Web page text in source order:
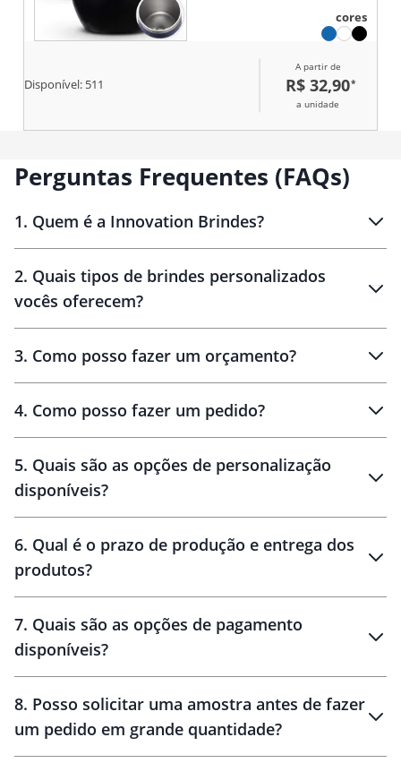
pintura eletrostática. Conta com
tampa de pressão em plástico
bocal e anel de vedação em
cores
Disponível: 511
A partir de
R$ 32,90*
a unidade
Perguntas Frequentes (FAQs)
1. Quem é a Innovation Brindes?
Brindes personalizados
2. Quais tipos de brindes personalizados
vocês oferecem?
personalizados
3. Como posso fazer um orçamento?
brinde
personalização
4. Como posso fazer um pedido?
amostra virtual
5. Quais são as opções de personalização
disponíveis?
6. Qual é o prazo de produção e entrega dos
produtos?
10 dias
brinde
48 horas
7. Quais são as opções de pagamento
disponíveis?
8. Posso solicitar uma amostra antes de fazer
um pedido em grande quantidade?